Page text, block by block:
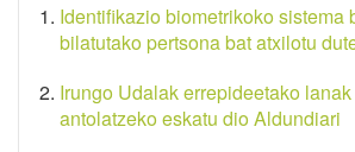
Identifikazio biometrikoko sistema
bilatutako pertsona bat atxilotu
Irungo Udalak errepideetako
antolatzeko eskatu dio Aldundiari